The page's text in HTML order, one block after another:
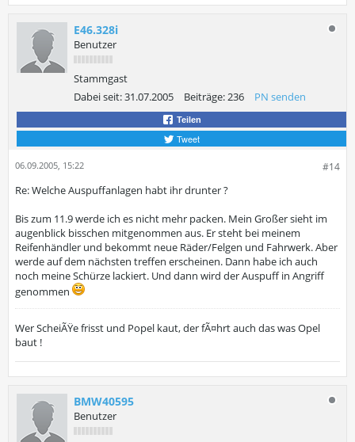
E46.328i
Benutzer
Stammgast
Dabei seit:31.07.2005 Beiträge:236 PN senden
Teilen
Tweet
#14
06.09.2005, 15:22
Re: Welche Auspuffanlagen habt ihr drunter ?
Bis zum 11.9 werde ich es nicht mehr packen. Mein Großer sieht im
augenblick bisschen mitgenommen aus. Er steht bei meinem
Reifenhändler und bekommt neue Räder/Felgen und Fahrwerk. Aber
werde auf dem nächsten treffen erscheinen. Dann habe ich auch
noch meine Schürze lackiert. Und dann wird der Auspuff in Angriff
genommen
Wer ScheiÃŸe frisst und Popel kaut, der fÃ¤hrt auch das was Opel
baut !
BMW40595
Benutzer